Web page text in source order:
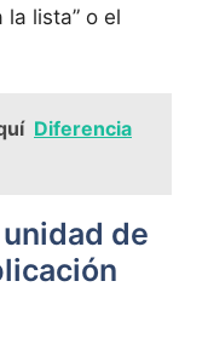
la lista” o el
Diferencia
de